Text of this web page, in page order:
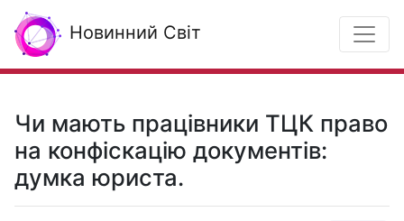
Новинний Світ
Чи мають працівники ТЦК право
на конфіскацію документів:
думка юриста.